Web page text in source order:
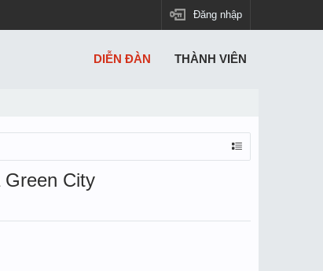
Đăng nhập
City
DIỄN ĐÀN THÀNH VIÊN